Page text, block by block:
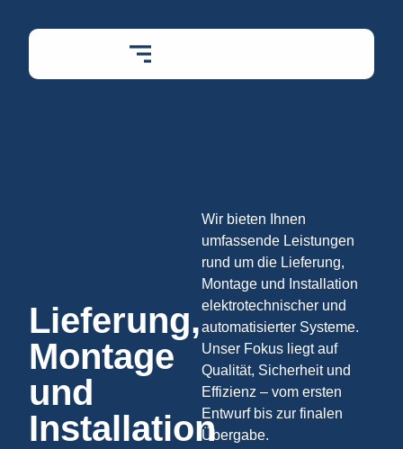
Lieferung,
Montage
und
Installation
Wir bieten Ihnen
umfassende Leistungen
rund um die Lieferung,
Montage und Installation
elektrotechnischer und
automatisierter Systeme.
Unser Fokus liegt auf
Qualität, Sicherheit und
Effizienz – vom ersten
Entwurf bis zur finalen
Übergabe.